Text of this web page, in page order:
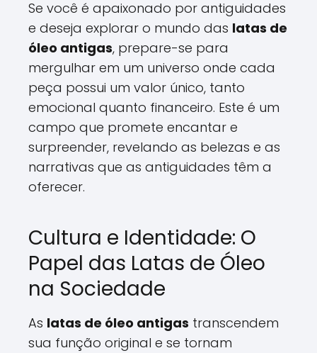
Se você é apaixonado por antiguidades
e deseja explorar o mundo das latas de
óleo antigas, prepare-se para
mergulhar em um universo onde cada
peça possui um valor único, tanto
emocional quanto financeiro. Este é um
campo que promete encantar e
surpreender, revelando as belezas e as
narrativas que as antiguidades têm a
oferecer.
Cultura e Identidade: O
Papel das Latas de Óleo
na Sociedade
As latas de óleo antigas transcendem
sua função original e se tornam